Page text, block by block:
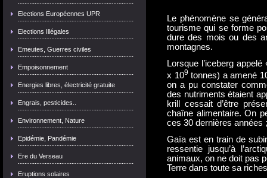
Elections Européennes UPR
Elections Illégales
Emeutes, Guerres civiles
Empoisonnement
Energies libres, électricité gratuite
Engrais, pesticides..
Environnement, Nature
Epidémie, Pandémie
Ere du Verseau
Eruptions solaires
Le phénomène se
tourisme qui se forme
dure des mois ou des
montagnes.
Lorsque l’iceberg
x 109 tonnes) a amené
on a pu constater
des nutriments étaient
krill cessait d’être
chaîne alimentaire. On
ces 30 dernières années ;
Gaïa est en train de
ressentie jusqu’à
animaux, on ne doit pas
Terre dans toute sa